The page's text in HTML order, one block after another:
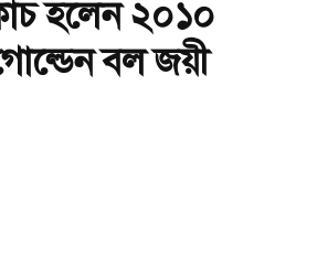
হলেন ২০১০
বল জয়ী